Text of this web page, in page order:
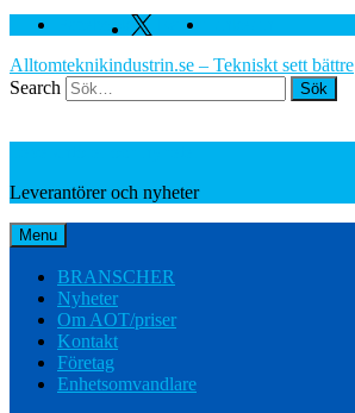
Facebook Twitter
Alltomteknikindustrin.se – Tekniskt sett bättre
Search
Leverantörer och nyheter
Menu
BRANSCHER
Nyheter
Om AOT/priser
Kontakt
Företag
Enhetsomvandlare